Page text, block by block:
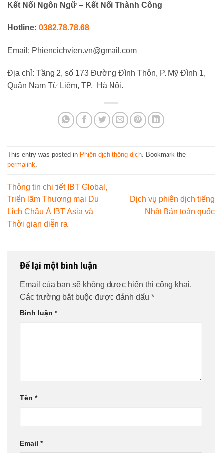
Kết Nối Ngôn Ngữ – Kết Nối Thành Công
Hotline: 0382.78.78.68
Email: Phiendichvien.vn@gmail.com
Địa chỉ: Tầng 2, số 173 Đường Đình Thôn, P. Mỹ Đình 1,
Quận Nam Từ Liêm, TP. Hà Nội.
This entry was posted in Phiên dịch thông dịch. Bookmark the
permalink.
Thông tin chi tiết IBT Global,
Triển lãm Thương mại Du
Lịch Châu Á IBT Asia và
Thời gian diễn ra
Dịch vụ phiên dịch tiếng
Nhật Bản toàn quốc
Để lại một bình luận
Email của bạn sẽ không được hiển thị công khai.
Các trường bắt buộc được đánh dấu *
Bình luận *
Tên *
Email *